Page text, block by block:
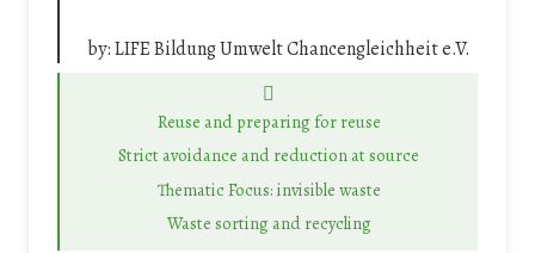
by:LIFE Bildung Umwelt Chancengleichheit e.V.
Reuse and preparing for reuse
Strict avoidance and reduction at source
Thematic Focus: invisible waste
Waste sorting and recycling